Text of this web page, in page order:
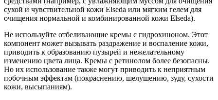
сухой и чувствительной кожи Elseda или мягким гелем для
очищения нормальной и комбинированной кожи Elseda).
Не используйте отбеливающие кремы с гидрохиноном. Этот
компонент может вызывать раздражение и воспаление кожи,
приводить к образованию пузырей и нежелательному
изменению цвета лица. Кремы с ретинолом более безопасны.
Но их использование также могут приводить к неприятным
побочным эффектам (покраснению, шелушению, зуду, сухости
кожи, высыпаниям).